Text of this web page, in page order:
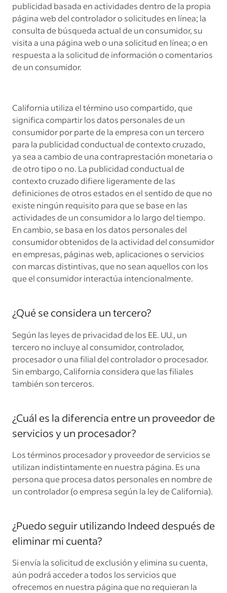
publicidad basada en actividades dentro de la propia
página web del controlador o solicitudes en línea; la
consulta de búsqueda actual de un consumidor, su
visita a una página web o una solicitud en línea; o en
respuesta a la solicitud de información o comentarios
de un consumidor.
California utiliza el término uso compartido, que
significa compartir los datos personales de un
consumidor por parte de la empresa con un tercero
para la publicidad conductual de contexto cruzado,
ya sea a cambio de una contraprestación monetaria o
de otro tipo o no. La publicidad conductual de
contexto cruzado difiere ligeramente de las
definiciones de otros estados en el sentido de que no
existe ningún requisito para que se base en las
actividades de un consumidor a lo largo del tiempo.
En cambio, se basa en los datos personales del
consumidor obtenidos de la actividad del consumidor
en empresas, páginas web, aplicaciones o servicios
con marcas distintivas, que no sean aquellos con los
que el consumidor interactúa intencionalmente.
¿Qué se considera un tercero?
Según las leyes de privacidad de los EE. UU., un
tercero no incluye al consumidor, controlador,
procesador o una filial del controlador o procesador.
Sin embargo, California considera que las filiales
también son terceros.
¿Cuál es la diferencia entre un proveedor de
servicios y un procesador?
Los términos procesador y proveedor de servicios se
utilizan indistintamente en nuestra página. Es una
persona que procesa datos personales en nombre de
un controlador (o empresa según la ley de California).
¿Puedo seguir utilizando Indeed después de
eliminar mi cuenta?
Si envía la solicitud de exclusión y elimina su cuenta,
aún podrá acceder a todos los servicios que
ofrecemos en nuestra página que no requieran la